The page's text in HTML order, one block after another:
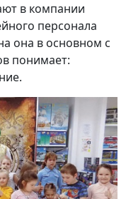
в компании
персонала
она в основном с
понимает: